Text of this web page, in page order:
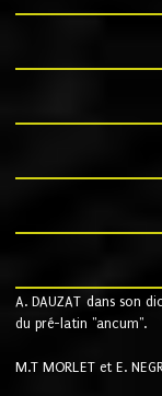
A. DAUZAT dans son
du pré-latin "ancum".
M.T MORLET et E.